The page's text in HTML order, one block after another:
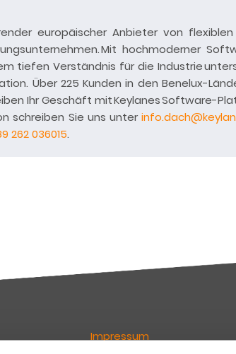
europäischer Anbieter von
Mit hochmoderner
tiefen Verständnis für die Industrie
Über 225 Kunden in den Benelux-
Ihr Geschäft mit Keylanes Software-
schreiben Sie uns unter
262 036015.
Impressum